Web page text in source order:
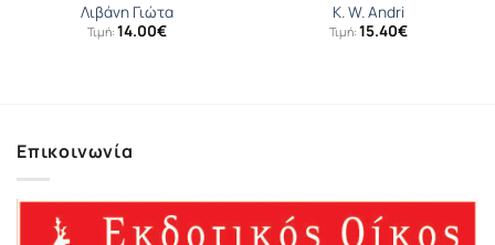
Λιβάνη Γιώτα
Τιμή: 14.00€
K. W. Andri
Τιμή: 15.40€
Επικοινωνία